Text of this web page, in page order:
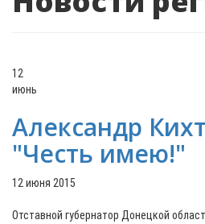
12
июнь
Александр
"Честь имею!"
12 июня 2015
Отставной губернатор Донецкой